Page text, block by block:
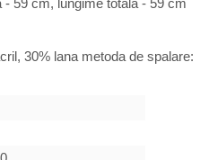
59 cm, lungime totala - 59 cm
30% lana metoda de spalare: